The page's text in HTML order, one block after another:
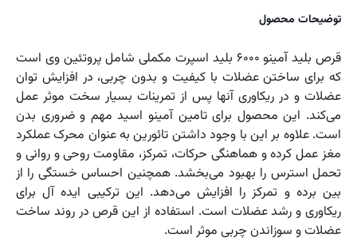
توضیحات محصول
قرص بلید آمینو ۶۰۰۰ بلید اسپرت مکملی شامل پروتئین وی است
که برای ساختن عضلات با کیفیت و بدون چربی، در افزایش توان
عضلات و در ریکاوری آنها پس از تمرینات بسیار سخت موثر عمل
می‌کند. این محصول برای تامین آمینو اسید مهم و ضروری بدن
است. علاوه بر این با وجود داشتن تائورین به عنوان محرک عملکرد
مغز عمل کرده و هماهنگی حرکات، تمرکز، مقاومت روحی و روانی و
تحمل استرس را بهبود می‌بخشد. همچنین احساس خستگی را از
بین برده و تمرکز را افزایش می‌دهد. این ترکیبی ایده آل برای
ریکاوری و رشد عضلات است. استفاده از این قرص در روند ساخت
عضلات و سوزاندن چربی موثر است.